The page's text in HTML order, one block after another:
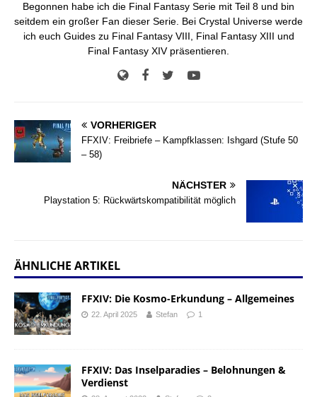
Begonnen habe ich die Final Fantasy Serie mit Teil 8 und bin
seitdem ein großer Fan dieser Serie. Bei Crystal Universe werde
ich euch Guides zu Final Fantasy VIII, Final Fantasy XIII und
Final Fantasy XIV präsentieren.
VORHERIGER
FFXIV: Freibriefe – Kampfklassen: Ishgard (Stufe 50
– 58)
NÄCHSTER
Playstation 5: Rückwärtskompatibilität möglich
ÄHNLICHE ARTIKEL
FFXIV: Die Kosmo-Erkundung – Allgemeines
22. April 2025 Stefan 1
FFXIV: Das Inselparadies – Belohnungen &
Verdienst